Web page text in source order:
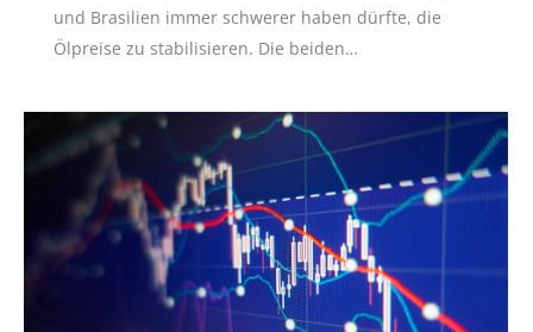
und Brasilien immer schwerer haben dürfte, die
Ölpreise zu stabilisieren. Die beiden…